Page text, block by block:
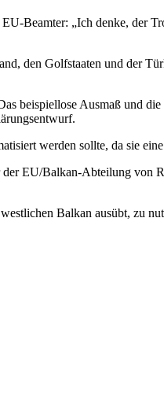
Beamter: „Ich denke, der
den Golfstaaten und der
beispiellose Ausmaß und
werden sollte, da sie
EU/Balkan-Abteilung von
Balkan ausübt, zu